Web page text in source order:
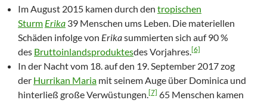
Im August 2015 kamen durch den tropischen
Sturm Erika 39 Menschen ums Leben. Die materiellen
Schäden infolge von Erikasummierten sich auf 90 %
des Bruttoinlandsproduktesdes Vorjahres.[6]
In der Nacht vom 18. auf den 19. September 2017 zog
der Hurrikan Maria mit seinem Auge über Dominica und
hinterließ große Verwüstungen.[7] 65 Menschen kamen